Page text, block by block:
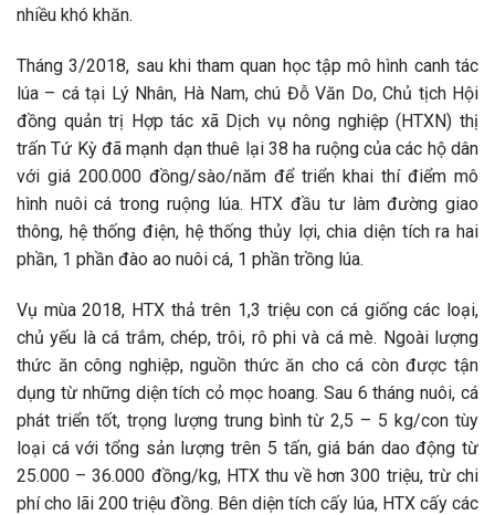
nhiều khó khăn.
Tháng 3/2018, sau khi tham quan học tập mô hình canh tác
lúa – cá tại Lý Nhân, Hà Nam, chú Đỗ Văn Do, Chủ tịch Hội
đồng quản trị Hợp tác xã Dịch vụ nông nghiệp (HTXN) thị
trấn Tứ Kỳ đã mạnh dạn thuê lại 38 ha ruộng của các hộ dân
với giá 200.000 đồng/sào/năm để triển khai thí điểm mô
hình nuôi cá trong ruộng lúa. HTX đầu tư làm đường giao
thông, hệ thống điện, hệ thống thủy lợi, chia diện tích ra hai
phần, 1 phần đào ao nuôi cá, 1 phần trồng lúa.
Vụ mùa 2018, HTX thả trên 1,3 triệu con cá giống các loại,
chủ yếu là cá trắm, chép, trôi, rô phi và cá mè. Ngoài lượng
thức ăn công nghiệp, nguồn thức ăn cho cá còn được tận
dụng từ những diện tích cỏ mọc hoang. Sau 6 tháng nuôi, cá
phát triển tốt, trọng lượng trung bình từ 2,5 – 5 kg/con tùy
loại cá với tổng sản lượng trên 5 tấn, giá bán dao động từ
25.000 – 36.000 đồng/kg, HTX thu về hơn 300 triệu, trừ chi
phí cho lãi 200 triệu đồng. Bên diện tích cấy lúa, HTX cấy các